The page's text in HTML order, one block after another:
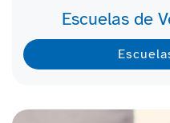
Escuelas de